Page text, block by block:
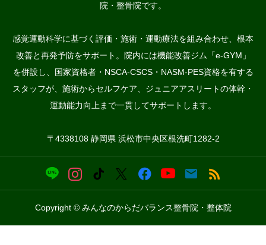
院・整骨院です。
感覚運動科学に基づく評価・施術・運動療法を組み合わせ、根本
改善と再発予防をサポート。院内には機能改善ジム「e-GYM」
を併設し、国家資格者・NSCA-CSCS・NASM-PES資格を有する
スタッフが、施術からセルフケア、ジュニアアスリートの体幹・
運動能力向上まで一貫してサポートします。
〒4338108 静岡県 浜松市中央区根洗町1282-2
Copyright © みんなのからだバランス整骨院・整体院